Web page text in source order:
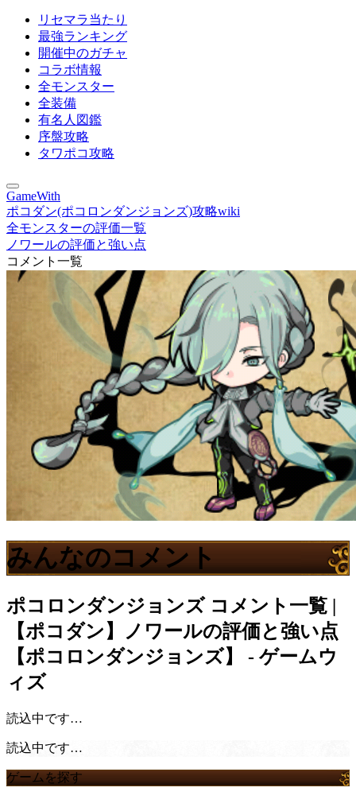
リセマラ当たり
最強ランキング
開催中のガチャ
コラボ情報
全モンスター
全装備
有名人図鑑
序盤攻略
タワポコ攻略
GameWith
ポコダン(ポコロンダンジョンズ)攻略wiki
全モンスターの評価一覧
ノワールの評価と強い点
コメント一覧
みんなのコメント
ポコロンダンジョンズ コメント一覧 |
【ポコダン】ノワールの評価と強い点
【ポコロンダンジョンズ】 - ゲームウ
ィズ
読込中です…
読込中です…
ゲームを探す